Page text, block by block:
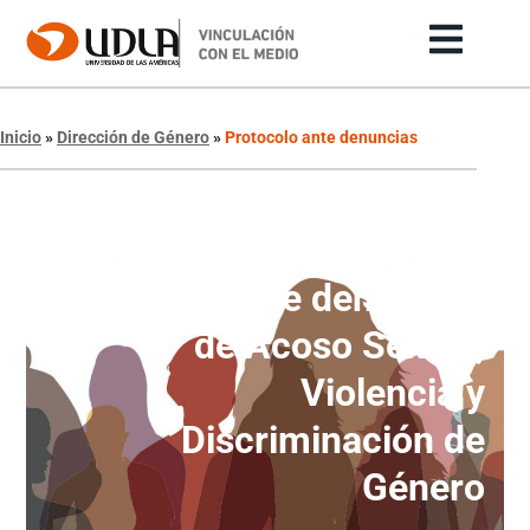
Inicio» Dirección de Género»Protocolo ante denuncias
Protocolo ante denuncias
de Acoso Sexual,
Violencia y
Discriminación de
Género